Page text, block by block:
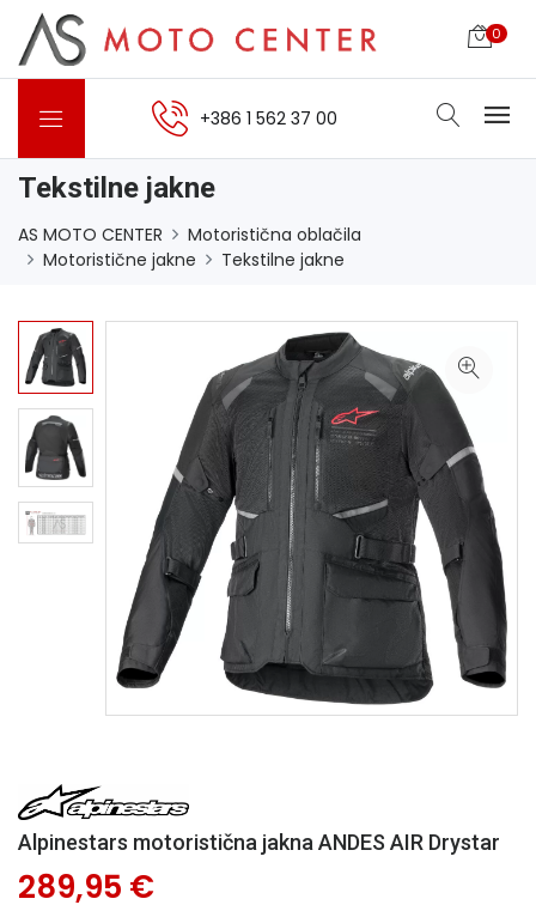
0
+386 1 562 37 00
Tekstilne jakne
AS MOTO CENTER
Motoristična oblačila
Motoristične jakne
Tekstilne jakne
Alpinestars motoristična jakna ANDES AIR Drystar
289,95 €